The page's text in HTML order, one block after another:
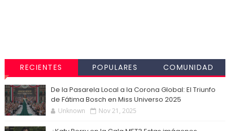
RECIENTES POPULARES COMUNIDAD
De la Pasarela Local a la Corona Global: El Triunfo
de Fátima Bosch en Miss Universo 2025
Unknown Nov 21, 2025